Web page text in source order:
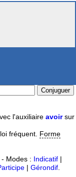
l'auxiliaire avoirsur
fréquent. Forme
- Modes : Indicatif |
| Gérondif